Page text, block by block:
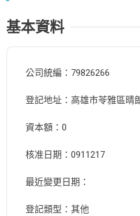
基本資料
公司統編：79826266
登記地址：高雄市苓雅區晴
資本額：0
核准日期：0911217
最近變更日期：
登記類型：其他